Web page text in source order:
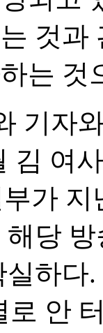
것과
는 것
기자
김 여
가
당
하다
로 안